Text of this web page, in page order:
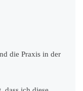
die Praxis in der